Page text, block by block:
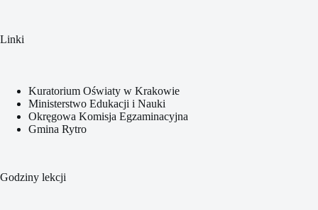
Linki
Kuratorium Oświaty w Krakowie
Ministerstwo Edukacji i Nauki
Okręgowa Komisja Egzaminacyjna
Gmina Rytro
Godziny lekcji